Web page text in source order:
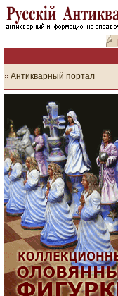
Антикварный портал